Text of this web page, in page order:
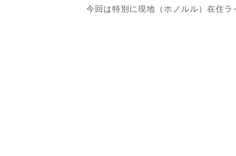
今回は特別に現地（ホノルル）在住ラ